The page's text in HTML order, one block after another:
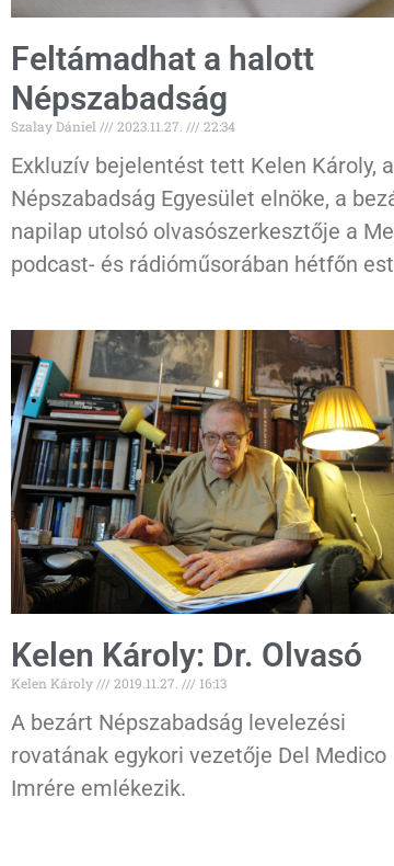
Feltámadhat a halott
Népszabadság
Szalay Dániel 2023.11.27. 22:34
Exkluzív bejelentést tett Kelen Károly, a
Népszabadság Egyesület elnöke, a
napilap utolsó olvasószerkesztője a
podcast- és rádióműsorában hétfőn
Kelen Károly: Dr. Olvasó
Kelen Károly 2019.11.27. 16:13
A bezárt Népszabadság levelezési
rovatának egykori vezetője Del Medico
Imrére emlékezik.